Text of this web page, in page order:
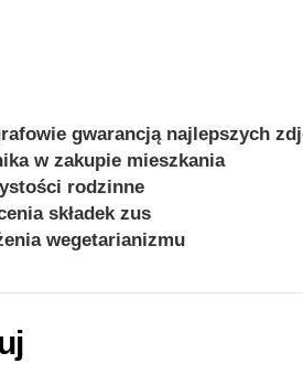
gwarancją najlepszych
w zakupie mieszkania
rodzinne
składek zus
wegetarianizmu